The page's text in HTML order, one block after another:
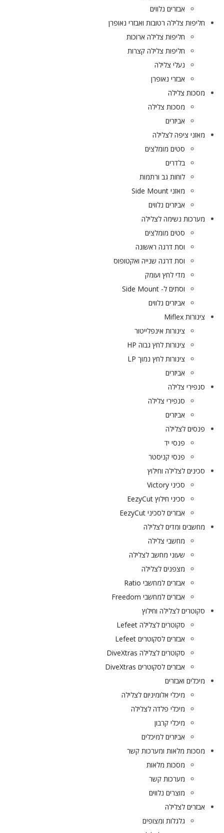
אבזרים נלווים
חליפות צלילה רטובות ואבזרי נאופרן
חליפות צלילה ארוכות
חליפות צלילה קצרות
נעלי צלילה
אבזרי נאופרן
מסכות צלילה
מסכות צלילה
אביזרים
מאזני ציפה לצלילה
סטים מומלצים
בלדרים
לוחות גב ורתמות
מאזני Side Mount
אביזרים נלווים
מערכות נשימה לצלילה
סטים מומלצים
וסת דרגה ראשונה
וסת דרגה שנייה ואקטופוס
מדי לחץ ועומק
וסתים ל- Side Mount
אביזרים נלווים
צינורות Miflex
צינורות אינפלייטור
צינורות לחץ גבוה HP
צינורות לחץ נמוך LP
אביזרים
סנפירי צלילה
סנפירי צלילה
אביזרים
פנסים לצלילה
פנסי יד
פנסי קניסטר
סכינים לצלילה וחילוץ
סכיני Victory
סכיני חילוץ EezyCut
אבזרים לסכיני EezyCut
מחשבים ומדים לצלילה
מחשבי צלילה
שעוני מחשב לצלילה
מצפנים לצלילה
אבזרים למחשבי Ratio
אבזרים למחשבי Freedom
סקוטרים לצלילה וחילוץ
סקוטרים לצלילה Lefeet
אבזרים לסקוטרים Lefeet
סקוטרים לצלילה DiveXtras
אבזרים לסקוטרים DiveXtras
מיכלים ואבזרים
מיכלי אלומיניום לצלילה
מיכלי פלדה לצלילה
מיכלי קרבון
אביזרים למיכלים
מסכות מלאות ומערכות קשר
מסכות מלאות
מערכות קשר
מוצרים נלווים
אבזרים לצלילה
גלגלות ומצופים